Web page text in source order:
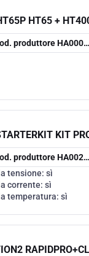
HT65 +
produttore
KIT
produttore
tensione: sì
corrente: sì
temperatura: sì